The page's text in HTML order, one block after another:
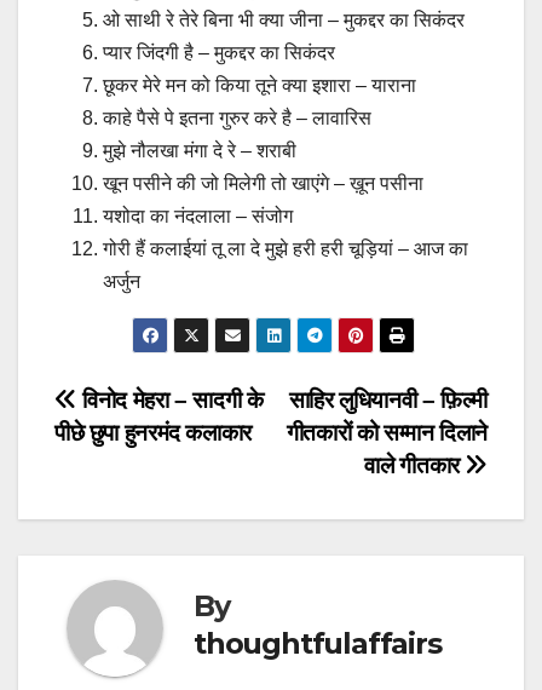
ओ साथी रे तेरे बिना भी क्या जीना – मुकद्दर का सिकंदर
प्यार जिंदगी है – मुकद्दर का सिकंदर
छूकर मेरे मन को किया तूने क्या इशारा – याराना
काहे पैसे पे इतना गुरुर करे है – लावारिस
मुझे नौलखा मंगा दे रे – शराबी
खून पसीने की जो मिलेगी तो खाएंगे – ख़ून पसीना
यशोदा का नंदलाला – संजोग
गोरी हैं कलाईयां तू ला दे मुझे हरी हरी चूड़ियां – आज का
अर्जुन
Post
navigation
साहिर लुधियानवी – फ़िल्मी
गीतकारों को सम्मान दिलाने
वाले गीतकार
विनोद मेहरा – सादगी के
पीछे छुपा हुनरमंद कलाकार
By
thoughtfulaffairs